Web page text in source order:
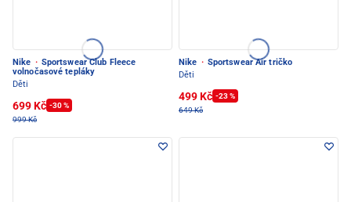
Nike · Sportswear Club Fleece
volnočasové tepláky
Děti
699 Kč -30 %
999 Kč
Nike · Sportswear Air tričko
Děti
499 Kč -23 %
649 Kč